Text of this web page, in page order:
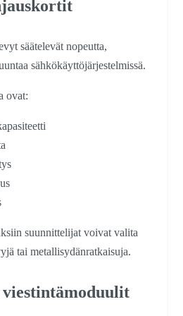
säätelevät nopeutta,
sähkökäyttöjärjestelmissä.
ovat:
suunnittelijat voivat valita
tai metallisydänratkaisuja.